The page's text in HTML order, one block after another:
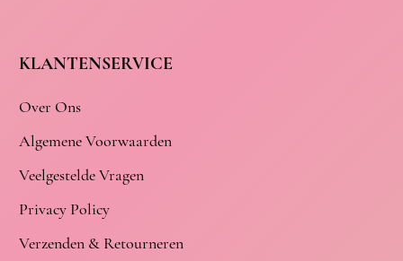
KLANTENSERVICE
Over Ons
Algemene Voorwaarden
Veelgestelde Vragen
Privacy Policy
Verzenden & Retourneren